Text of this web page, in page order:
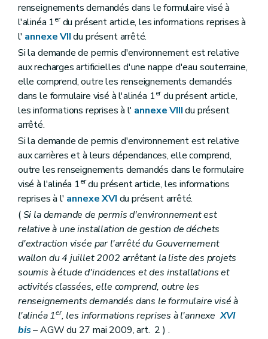
renseignements demandés dans le formulaire visé à
l'alinéa 1erdu présent article, les informations reprises à
l' annexe VIIdu présent arrêté.
Si la demande de permis d'environnement est relative
aux recharges artificielles d'une nappe d'eau souterraine,
elle comprend, outre les renseignements demandés
dans le formulaire visé à l'alinéa 1erdu présent article,
les informations reprises à l' annexe VIIIdu présent
arrêté.
Si la demande de permis d'environnement est relative
aux carrières et à leurs dépendances, elle comprend,
outre les renseignements demandés dans le formulaire
visé à l'alinéa 1erdu présent article, les informations
reprises à l' annexe XVI du présent arrêté.
(Si la demande de permis d'environnement est
relative à une installation de gestion de déchets
d'extraction visée par l'arrêté du Gouvernement
wallon du 4 juillet 2002 arrêtant la liste des projets
soumis à étude d'incidences et des installations et
activités classées, elle comprend, outre les
renseignements demandés dans le formulaire visé à
l'alinéa 1er, les informations reprises à l'annexeXVI
bis– AGW du 27 mai 2009, art. 2 ) .